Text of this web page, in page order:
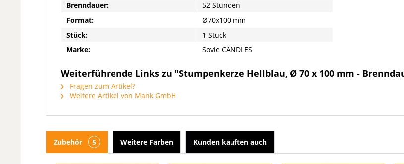
Brenndauer:
52 Stunden
Format:
Ø70x100 mm
Stück:
1 Stück
Marke:
Sovie CANDLES
Weiterführende Links zu "Stumpenkerze Hellblau, Ø 70 x 100 mm -
Fragen zum Artikel?
Weitere Artikel von Mank GmbH
Zubehör 5 Weitere Farben Kunden kauften auch